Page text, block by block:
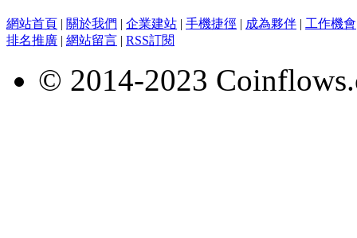
網站首頁 | 關於我們 | 企業建站 | 手機捷徑 | 成為夥伴 | 工作機會
排名推廣 | 網站留言 | RSS訂閱
© 2014-2023